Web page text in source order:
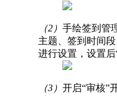
（2） 手绘签到管
主题、签到时间
进行设置，设置后
（3） 开启“审核”